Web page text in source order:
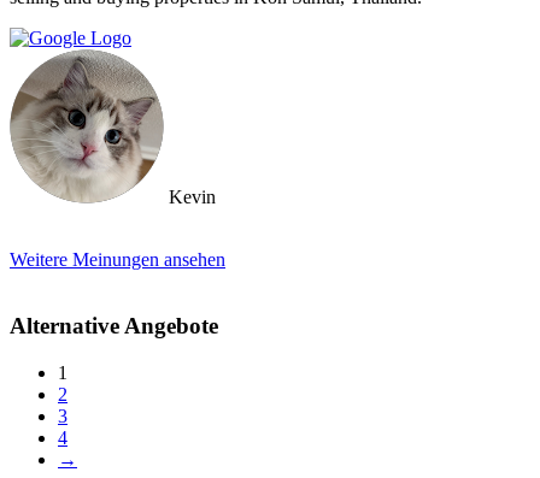
Kevin
Weitere Meinungen ansehen
Alternative Angebote
1
2
3
4
→